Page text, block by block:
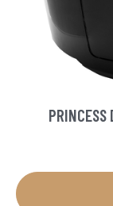
PRINCESS